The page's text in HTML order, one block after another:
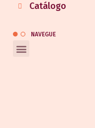
Catálogo
NAVEGUE